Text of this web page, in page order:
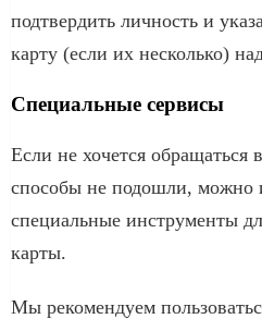
подтвердить личность и
карту (если их несколько)
Специальные сервисы
Если не хочется обращаться
способы не подошли, можно
специальные инструменты
карты.
Мы рекомендуем